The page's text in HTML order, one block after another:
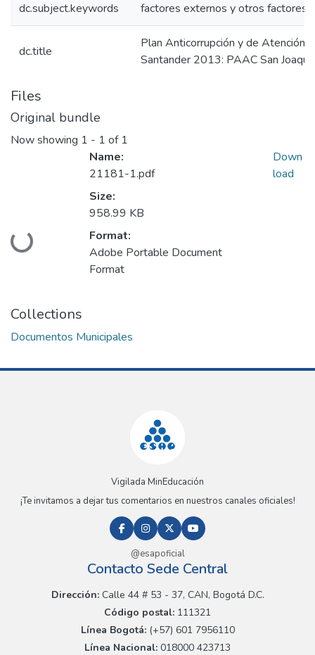
dc.subject.keywords factores externos y otros factores
dc.title
Plan Anticorrupción y de Atención
Santander 2013: PAAC San
Files
Original bundle
Now showing 1 - 1 of 1
Loading...
Name:
21181-1.pdf
Size:
958.99 KB
Format:
Adobe Portable Document
Format
Down
load
Collections
Documentos Municipales
Vigilada MinEducación
¡Te invitamos a dejar tus comentarios en nuestros canales oficiales!
@esapoficial
Contacto Sede Central
Dirección:Calle 44 # 53 - 37, CAN, Bogotá D.C.
Código postal: 111321
Línea Bogotá:(+57) 601 7956110
Línea Nacional: 018000 423713